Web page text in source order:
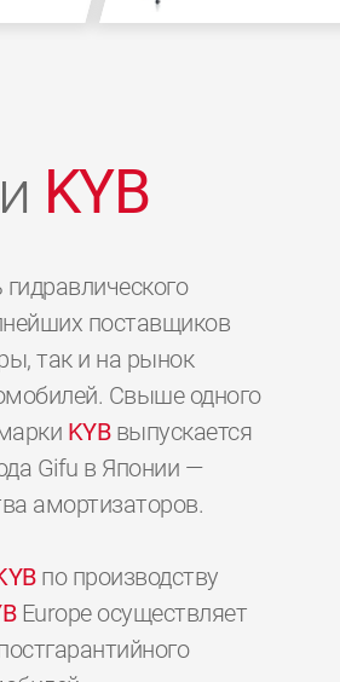
KYB
поставщиков
так и на рынок
Свыше одного
KYBвыпускается
Gifu в Японии —
амортизаторов.
по производству
Europe осуществляет
00